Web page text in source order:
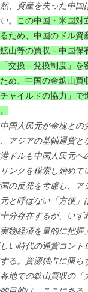
、資産を失った中国
。 この中国・米国対
ため、中国のドル資
山等の買収＝中国保
交換＝兌換制度」を
め、中国の金鉱山買
チャイルドの協力」で
国人民元が金塊との
アジアの基軸通貨と
ドルも中国人民元へ
ンクを模索し始めて
の反発を考慮し、ア
と呼ばない「方便」
分存在するが、いず
物経済を量的に把握
い時代の通貨コント
る。資源独占に限ら
地での鉱山買収の「